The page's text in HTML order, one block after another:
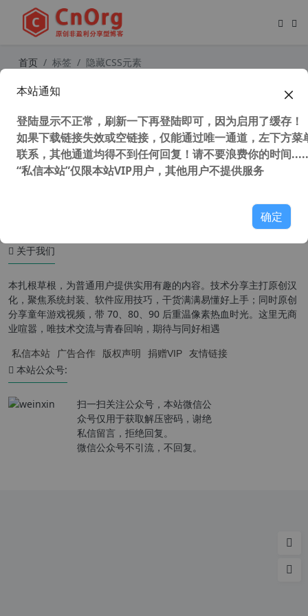
首页 标签 隐藏CSS元素
显示隐藏DIV框，用CSS方法让元素可
关于我们
本扎根草根，为普通用户提供实用有趣的内容。技术分享主打原创汉
化，聚焦系统封装、软件应用技巧，干货满满易懂好上手；同时原创
分享童年游戏视频，带 70、80、90 后重温像素热血时光。这里无商
业喧嚣，唯技术交流与青春回响，期待与同好相遇
私信本站 广告合作 版权声明 捐赠VIP 友情链接
本站公众号:
扫一扫关注公众号，本站微信公
众号仅用于获取解压密码，谢绝
私信留言，拒绝回复。
微信公众号不引流，不回复。
本站通知
登陆显示不正常，刷新一下再登陆即可，因为启用了缓存！
如果下载链接失效或空链接，仅能通过唯一通道，左下方菜
联系，其他通道均得不到任何回复！请不要浪费你的时间
“私信本站”仅限本站VIP用户，其他用户不提供服务
确定